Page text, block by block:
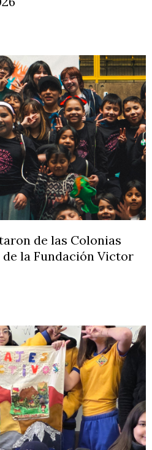
de las Colonias
la Fundación Victor